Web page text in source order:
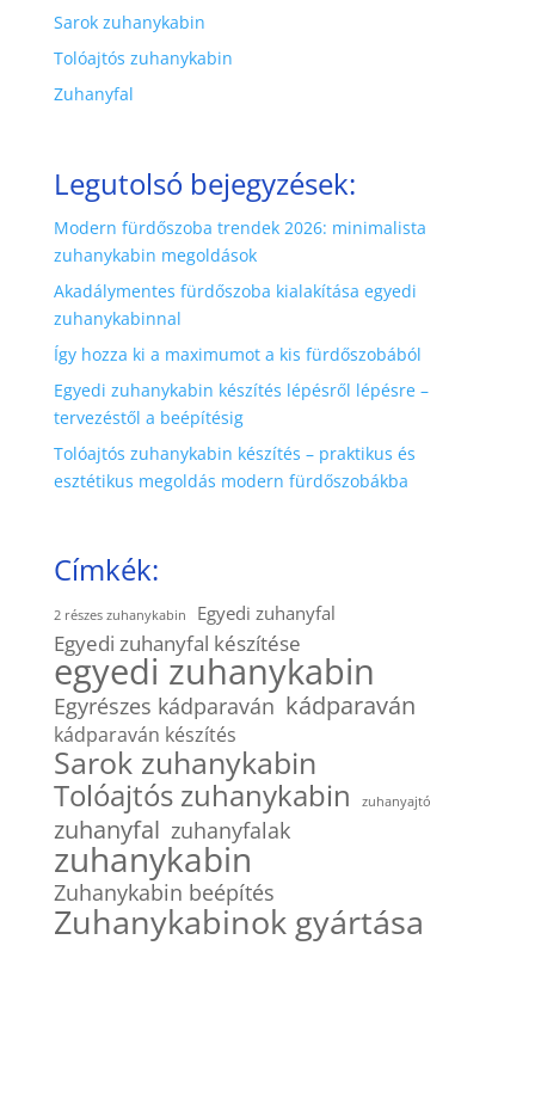
Sarok zuhanykabin
Tolóajtós zuhanykabin
Zuhanyfal
Legutolsó bejegyzések:
Modern fürdőszoba trendek 2026: minimalista
zuhanykabin megoldások
Akadálymentes fürdőszoba kialakítása egyedi
zuhanykabinnal
Így hozza ki a maximumot a kis fürdőszobából
Egyedi zuhanykabin készítés lépésről lépésre –
tervezéstől a beépítésig
Tolóajtós zuhanykabin készítés – praktikus és
esztétikus megoldás modern fürdőszobákba
Címkék:
2 részes zuhanykabin Egyedi zuhanyfal
Egyedi zuhanyfal készítése
egyedi zuhanykabin
Egyrészes kádparaván kádparaván
kádparaván készítés
Sarok zuhanykabin
Tolóajtós zuhanykabin
zuhanyajtó
zuhanyfal zuhanyfalak
zuhanykabin
Zuhanykabin beépítés
Zuhanykabinok gyártása